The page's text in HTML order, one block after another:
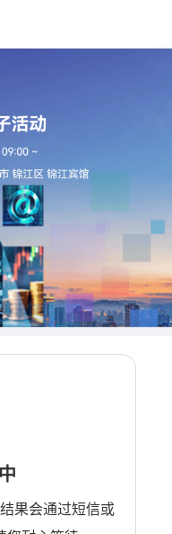
果会通过短信或